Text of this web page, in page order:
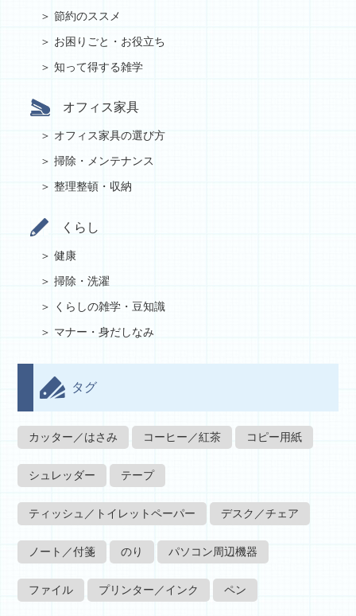
節約のススメ
お困りごと・お役立ち
知って得する雑学
オフィス家具
オフィス家具の選び方
掃除・メンテナンス
整理整頓・収納
くらし
健康
掃除・洗濯
くらしの雑学・豆知識
マナー・身だしなみ
タグ
カッター／はさみ コーヒー／紅茶 コピー用紙
シュレッダー テープ
ティッシュ／トイレットペーパー デスク／チェア
ノート／付箋 のり パソコン周辺機器
ファイル プリンター／インク ペン